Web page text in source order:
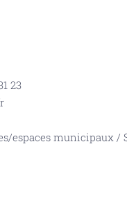
23
espaces municipaux /